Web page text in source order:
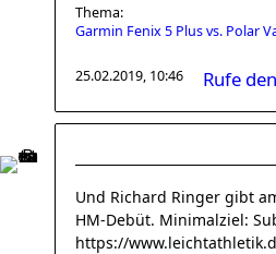
Thema:
Garmin Fenix 5 Plus vs. Polar
25.02.2019, 10:46
Rufe
Und Richard Ringer gibt
HM-Debüt. Minimalziel:
https://